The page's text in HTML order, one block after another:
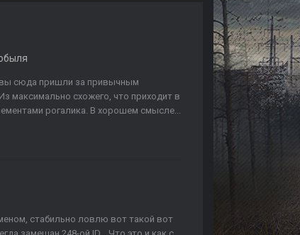
вы сюда пришли за привычным
максимально схожего, что приходит в
рогалика. В хорошем смысле...
стабильно ловлю вот такой вот